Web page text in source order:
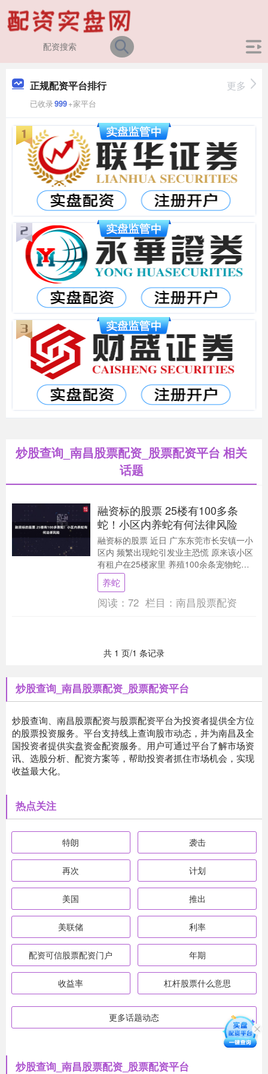
正规配资平台排行
已收录999+家平台
更多
炒股查询_南昌股票配资_股票配资平台 相关
话题
融资标的股票 25楼有100多条
蛇！小区内养蛇有何法律风险
融资标的股票 近日 广东东莞市长安镇一小
区内 频繁出现蛇引发业主恐慌 原来该小区
有租户在25楼家里 养殖100余条宠物蛇
（玉米蛇） 经小区住户向有关部门反映情
况....
养蛇
阅读： 72 栏目： 南昌股票配资
共 1 页/1 条记录
炒股查询_南昌股票配资_股票配资平台
炒股查询、南昌股票配资与股票配资平台为投资者提供全方位
的股票投资服务。平台支持线上查询股市动态，并为南昌及全
国投资者提供实盘资金配资服务。用户可通过平台了解市场资
讯、选股分析、配资方案等，帮助投资者抓住市场机会，实现
收益最大化。
热点关注
特朗 袭击
再次 计划
美国 推出
美联储 利率
配资可信股票配资门户 年期
收益率 杠杆股票什么意思
更多话题动态
炒股查询_南昌股票配资_股票配资平台